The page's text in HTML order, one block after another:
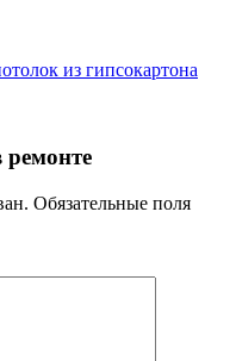
из гипсокартона
Обязательные поля